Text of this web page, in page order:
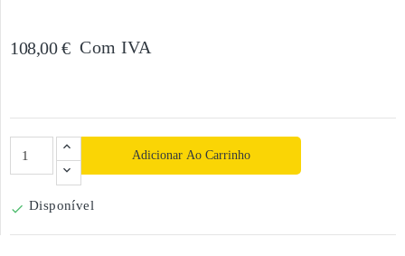
108,00 € Com IVA
Adicionar Ao Carrinho
 Disponível